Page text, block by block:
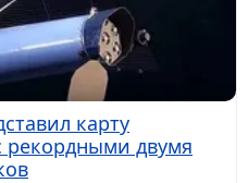
карту
рекордными двумя